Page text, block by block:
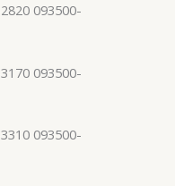
093500-
093500-
093500-